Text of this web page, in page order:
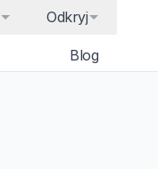
Odkryj
Blog